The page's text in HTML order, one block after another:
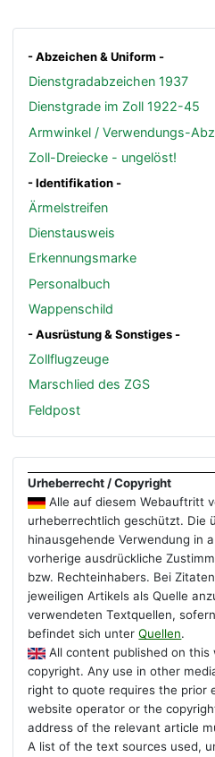
- Abzeichen & Uniform -
Dienstgradabzeichen 1937
Dienstgrade im Zoll 1922-45
Armwinkel / Verwendungs-
Zoll-Dreiecke - ungelöst!
- Identifikation -
Ärmelstreifen
Dienstausweis
Erkennungsmarke
Personalbuch
Wappenschild
- Ausrüstung & Sonstiges -
Zollflugzeuge
Marschlied des ZGS
Feldpost
Urheberrecht / Copyright
Alle auf diesem Webauftritt
urheberrechtlich geschützt. Die
hinausgehende Verwendung in
vorherige ausdrückliche
bzw. Rechteinhabers. Bei
jeweiligen Artikels als Quelle
verwendeten Textquellen,
befindet sich unterQuellen.
All content published on
copyright. Any use in other
right to quote requires the prior
website operator or the
address of the relevant article
A list of the text sources used,